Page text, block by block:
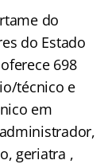
do
do Estado
698
técnico e
em
geriatra ,